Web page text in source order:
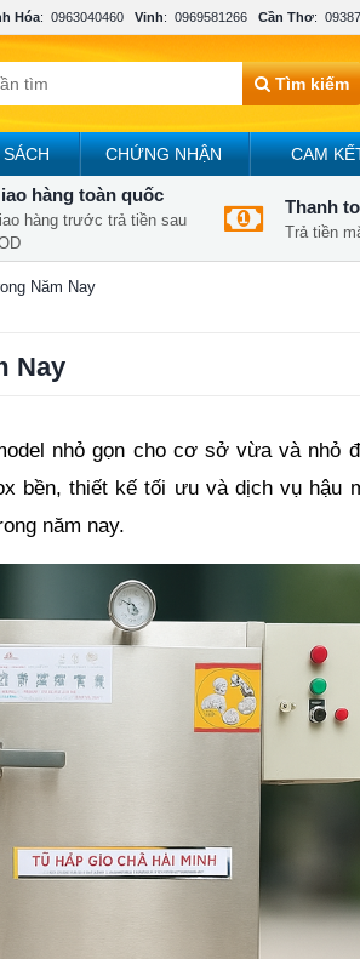
Hóa: 0963040460 Vinh: 0969581266 Cần Thơ:
Tìm kiếm
CHỨNG NHẬN CAM
hàng toàn quốc
hàng trước trả tiền sau
Thanh
Trả tiền
Năm Nay
Nay
nhỏ gọn cho cơ sở vừa và nhỏ
bền, thiết kế tối ưu và dịch vụ hậu
năm nay.